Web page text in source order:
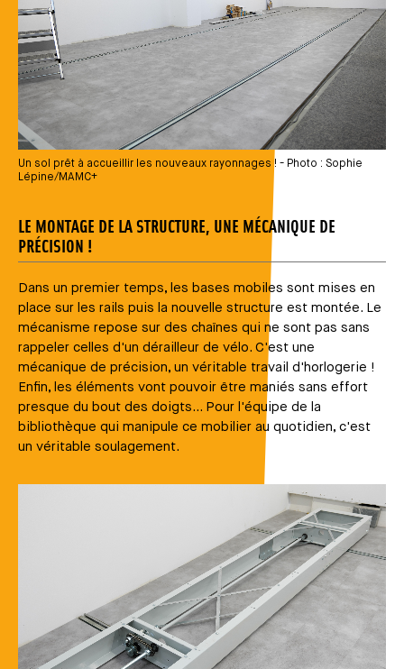
Un sol prêt à accueillir les nouveaux rayonnages ! - Photo : Sophie
Lépine/MAMC+
LE MONTAGE DE LA STRUCTURE, UNE MÉCANIQUE DE
PRÉCISION !
Dans un premier temps, les bases mobiles sont mises en
place sur les rails puis la nouvelle structure est montée. Le
mécanisme repose sur des chaînes qui ne sont pas sans
rappeler celles d'un dérailleur de vélo. C'est une
mécanique de précision, un véritable travail d'horlogerie !
Enfin, les éléments vont pouvoir être maniés sans effort
presque du bout des doigts... Pour l'équipe de la
bibliothèque qui manipule ce mobilier au quotidien, c'est
un véritable soulagement.